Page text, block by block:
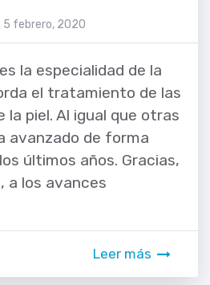
5 febrero, 2020
la especialidad de la
el tratamiento de las
la piel. Al igual que otras
avanzado de forma
últimos años. Gracias,
a los avances
Leer más